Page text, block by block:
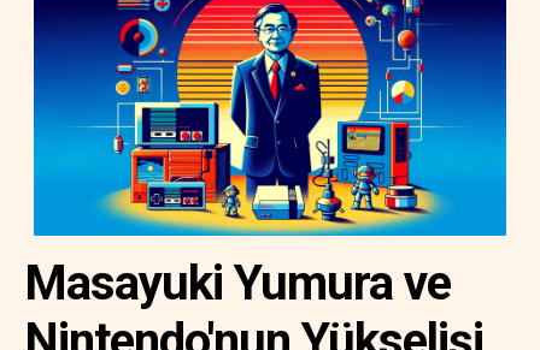
Masayuki Yumura ve